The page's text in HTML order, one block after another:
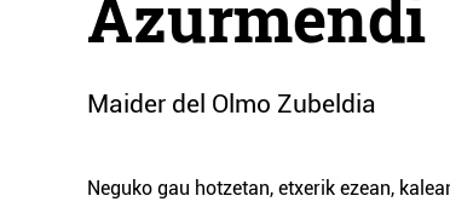
Azurmendi
Maider del Olmo Zubeldia
Neguko gau hotzetan, etxerik ezean,